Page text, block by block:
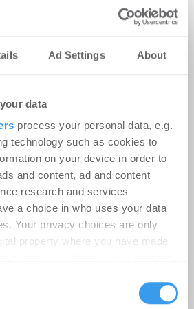
Ad Settings About
data
process your personal data, e.g.
technology such as cookies to
on your device in order to
and content, ad and content
research and services
a choice in who uses your data
Your privacy choices are only
property where you have made
erreicht langfristige
von knapp 1.300 m²
Miete- 06.08.2026